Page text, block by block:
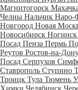
Магнитогорск
Челны Нальчик Наро-
Новгород Новая
Новосибирск Ногинск
Посад Пенза Пермь
Реутов Ростов-на-
Посад Серпухов
Ставрополь Ступино
Троицк Тула Тюмень
Химки Челябинск